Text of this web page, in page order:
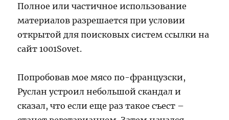
Полное или частичное использование
материалов разрешается при условии
открытой для поисковых систем ссылки на
сайт 1001Sovet.
Попробовав мое мясо по-французски,
Руслан устроил небольшой скандал и
сказал, что если еще раз такое съест –